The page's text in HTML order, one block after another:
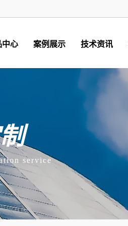
中心 案例展示 技术资讯
service